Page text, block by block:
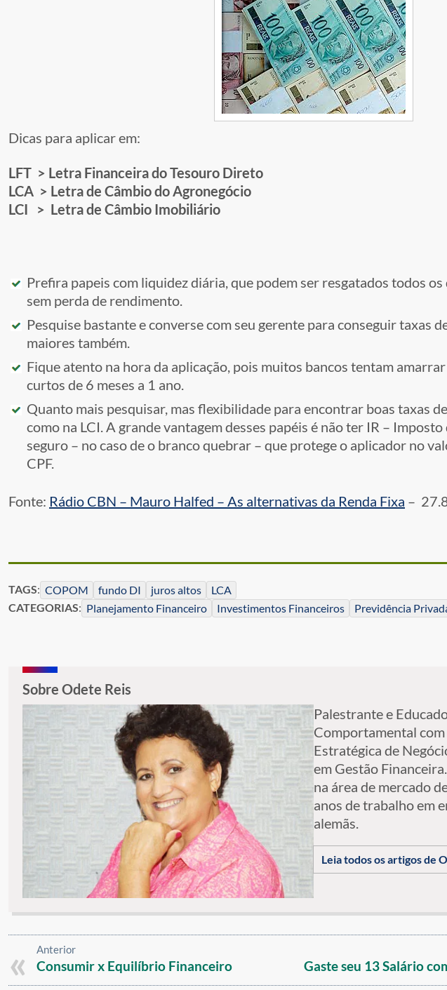
Dicas para aplicar em:
LFT > Letra Financeira do Tesouro Direto
LCA > Letra de Câmbio do Agronegócio
LCI > Letra de Câmbio Imobiliário
Prefira papeis com liquidez diária, que podem ser resgatados todos os
sem perda de rendimento.
Pesquise bastante e converse com seu gerente para conseguir taxas
maiores também.
Fique atento na hora da aplicação, pois muitos bancos tentam
curtos de 6 meses a 1 ano.
Quanto mais pesquisar, mas flexibilidade para encontrar boas taxas
como na LCI. A grande vantagem desses papéis é não ter IR – Imposto
seguro – no caso de o branco quebrar – que protege o aplicador no
CPF.
Fonte: Rádio CBN – Mauro Halfed – As alternativas da Renda Fixa –
TAGS: COPOM fundo DI juros altos
LCA
CATEGORIAS: Planejamento Financeiro Investimentos Financeiros Previdência
Sobre Odete Reis
Palestrante e
Comportamental
Estratégica de
em Gestão
na área de mercado
anos de trabalho em
alemãs.
Leia todos os artigos de
Anterior
Consumir x Equilíbrio Financeiro Gaste seu 13 Salário